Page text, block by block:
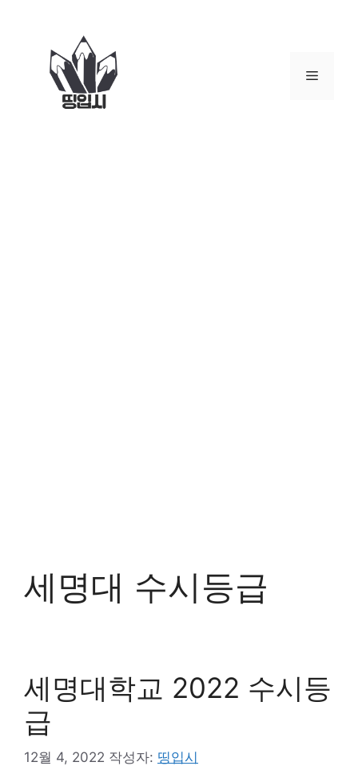
메
세명대 수시등급
세명대학교 2022 수시등
급
12월 4, 2022 작성자: 띵입시